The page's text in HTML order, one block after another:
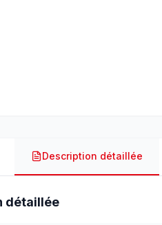
Description détaillée
détaillée